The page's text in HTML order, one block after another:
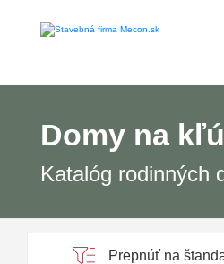
Domy na
Katalóg rodinných
Prepnúť na